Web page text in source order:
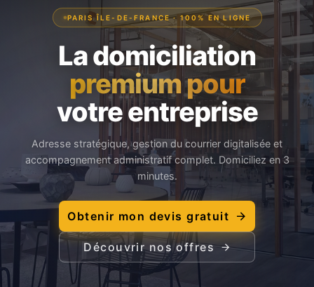
PARIS ÎLE-DE-FRANCE · 100% EN LIGNE
La domiciliation
premium pour
votre entreprise
Adresse stratégique, gestion du courrier digitalisée et
accompagnement administratif complet. Domiciliez en 3
minutes.
Obtenir mon devis gratuit
Découvrir nos offres